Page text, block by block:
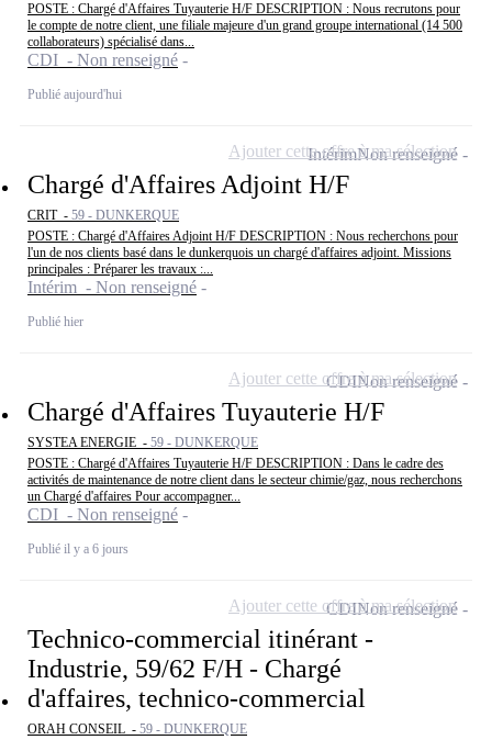
POSTE : Chargé d'Affaires Tuyauterie H/F DESCRIPTION : Nous recrutons pour
le compte de notre client, une filiale majeure d'un grand groupe international (14 500
collaborateurs) spécialisé dans...
CDI - Non renseigné
Publié aujourd'hui
Chargé d'Affaires Adjoint H/F
CRIT - 59 - DUNKERQUE
POSTE : Chargé d'Affaires Adjoint H/F DESCRIPTION : Nous recherchons pour
l'un de nos clients basé dans le dunkerquois un chargé d'affaires adjoint. Missions
principales : Préparer les travaux :...
Intérim - Non renseigné
Publié hier
IntérimNon renseigné
Ajouter cette offre à ma sélection
Chargé d'Affaires Tuyauterie H/F
SYSTEA ENERGIE - 59 - DUNKERQUE
POSTE : Chargé d'Affaires Tuyauterie H/F DESCRIPTION : Dans le cadre des
activités de maintenance de notre client dans le secteur chimie/gaz, nous recherchons
un Chargé d'affaires Pour accompagner...
CDI - Non renseigné
Publié il y a 6 jours
CDINon renseigné
Ajouter cette offre à ma sélection
Technico-commercial itinérant -
Industrie, 59/62 F/H - Chargé
d'affaires, technico-commercial
ORAH CONSEIL - 59 - DUNKERQUE
CDINon renseigné
Ajouter cette offre à ma sélection